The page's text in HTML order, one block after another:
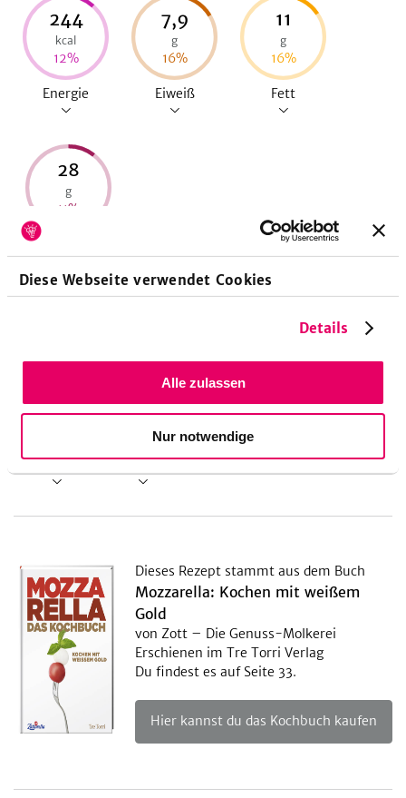
Diese Webseite verwendet Cookies
Details
Alle zulassen
Nur notwendige
244
kcal
12%
Energie
7,9
g
16%
Eiweiß
11
g
16%
Fett
28
g
11%
Kohlenhydrate
Allergene
Fruktose Laktose
Dieses Rezept stammt aus dem Buch
Mozzarella: Kochen mit weißem
Gold
von Zott – Die Genuss-Molkerei
Erschienen im Tre Torri Verlag
Du findest es auf Seite 33.
Hier kannst du das Kochbuch kaufen